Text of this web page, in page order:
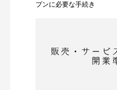
プンに必要な手続き